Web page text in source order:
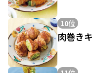
10位
肉巻き